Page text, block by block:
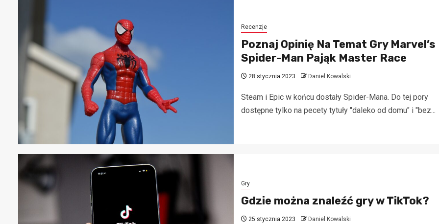
Recenzje
Poznaj Opinię Na Temat Gry Marvel’s
Spider-Man Pająk Master Race
28 stycznia 2023 Daniel Kowalski
Steam i Epic w końcu dostały Spider-Mana. Do tej pory
dostępne tylko na pecety tytuły "daleko od domu" i "bez...
Gry
Gdzie można znaleźć gry w TikTok?
25 stycznia 2023 Daniel Kowalski